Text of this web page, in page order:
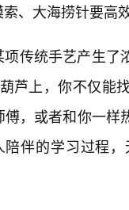
、大海捞针要高
传统手艺产生了
芦上，你不仅能
，或者和你一
陪伴的学习过程